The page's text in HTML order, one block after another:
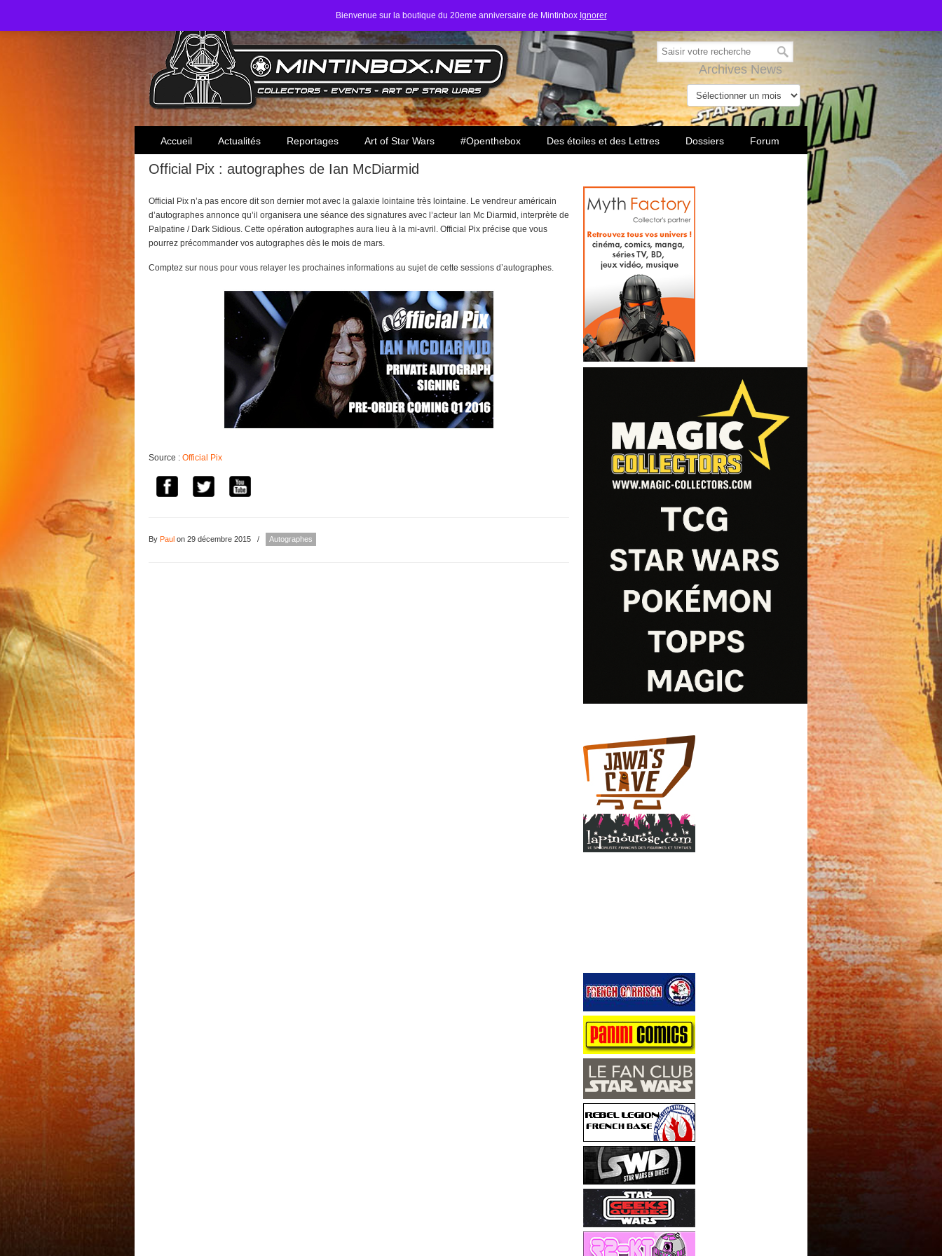
Bienvenue sur la boutique du 20eme anniversaire de Mintinbox Ignorer
Toute l'actualité des collectionneurs Star Wars
Archives News
Accueil Actualités Reportages Art of Star Wars #Openthebox Des étoiles et des Lettres Dossiers Forum
Official Pix : autographes de Ian McDiarmid
Official Pix n’a pas encore dit son dernier mot avec la galaxie lointaine très lointaine. Le vendreur américain
d’autographes annonce qu’il organisera une séance des signatures avec l’acteur Ian Mc Diarmid, interprète de
Palpatine / Dark Sidious. Cette opération autographes aura lieu à la mi-avril. Official Pix précise que vous
pourrez précommander vos autographes dès le mois de mars.
Comptez sur nous pour vous relayer les prochaines informations au sujet de cette sessions d’autographes.
Source : Official Pix
By Paul on 29 décembre 2015 / Autographes